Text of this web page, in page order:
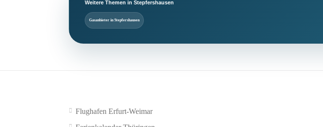
Weitere Themen in Stepfershausen
Gasanbieter in Stepfershausen
Flughafen Erfurt-Weimar